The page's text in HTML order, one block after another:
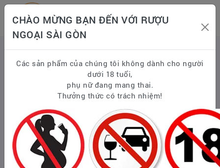
Trang chủ
WHISKY
Scotland Whisky - Scotch Whisky
Single Malt Scotch Whisky
THE MACALLAN
Macallan 30 – Đẳng cấp Châu âu
CHÀO MỪNG BẠN ĐẾN VỚI RƯỢU
NGOẠI SÀI GÒN
Các sản phẩm của chúng tôi không dành cho người
dưới 18 tuổi,
phụ nữ đang mang thai.
Thưởng thức có trách nhiệm!